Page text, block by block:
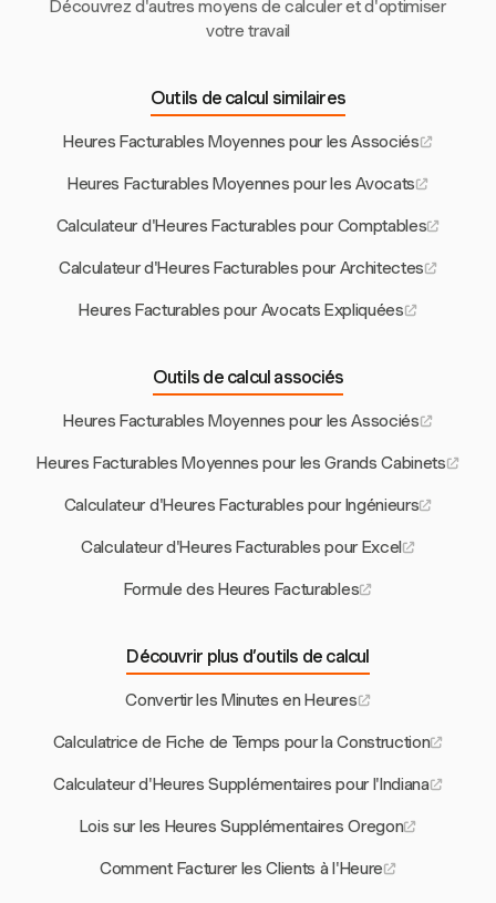
Découvrez d'autres moyens de calculer et d'optimiser
votre travail
Outils de calcul similaires
Heures Facturables Moyennes pour les Associés
Heures Facturables Moyennes pour les Avocats
Calculateur d'Heures Facturables pour Comptables
Calculateur d'Heures Facturables pour Architectes
Heures Facturables pour Avocats Expliquées
Outils de calcul associés
Heures Facturables Moyennes pour les Associés
Heures Facturables Moyennes pour les Grands Cabinets
Calculateur d'Heures Facturables pour Ingénieurs
Calculateur d'Heures Facturables pour Excel
Formule des Heures Facturables
Découvrir plus d’outils de calcul
Convertir les Minutes en Heures
Calculatrice de Fiche de Temps pour la Construction
Calculateur d'Heures Supplémentaires pour l'Indiana
Lois sur les Heures Supplémentaires Oregon
Comment Facturer les Clients à l'Heure